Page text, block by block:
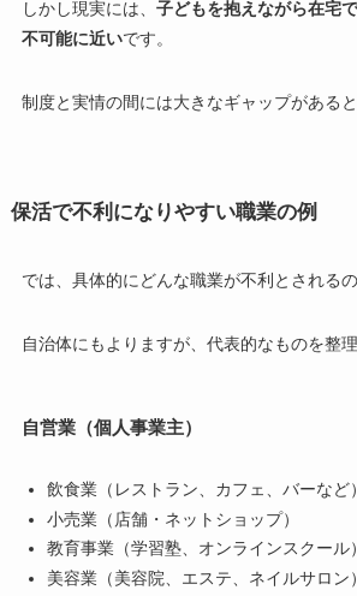
しかし現実には、 子どもを抱えながら在宅
不可能に近いです。
制度と実情の間には大きなギャップがある
保活で不利になりやすい職業の例
では、具体的にどんな職業が不利とされる
自治体にもよりますが、代表的なものを整理
自営業（個人事業主）
飲食業（レストラン、カフェ、バーなど）
小売業（店舗・ネットショップ）
教育事業（学習塾、オンラインスクール）
美容業（美容院、エステ、ネイルサロン）